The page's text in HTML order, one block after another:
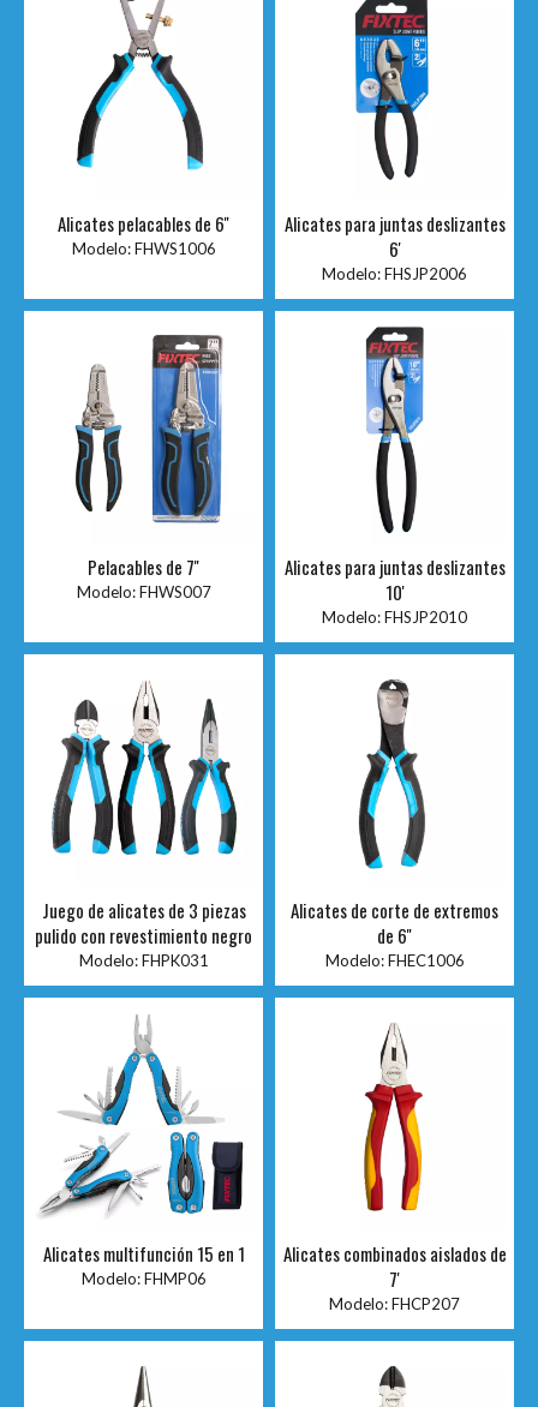
Alicates pelacables de 6''
Modelo: FHWS1006
Alicates para juntas deslizantes
6'
Modelo:FHSJP2006
Pelacables de 7''
Modelo: FHWS007
Alicates para juntas deslizantes
10'
Modelo:FHSJP2010
Juego de alicates de 3 piezas
pulido con revestimiento negro
Modelo: FHPK031
Alicates de corte de extremos
de 6''
Modelo: FHEC1006
Alicates multifunción 15 en 1
Modelo: FHMP06
Alicates combinados aislados de
7'
Modelo:FHCP207